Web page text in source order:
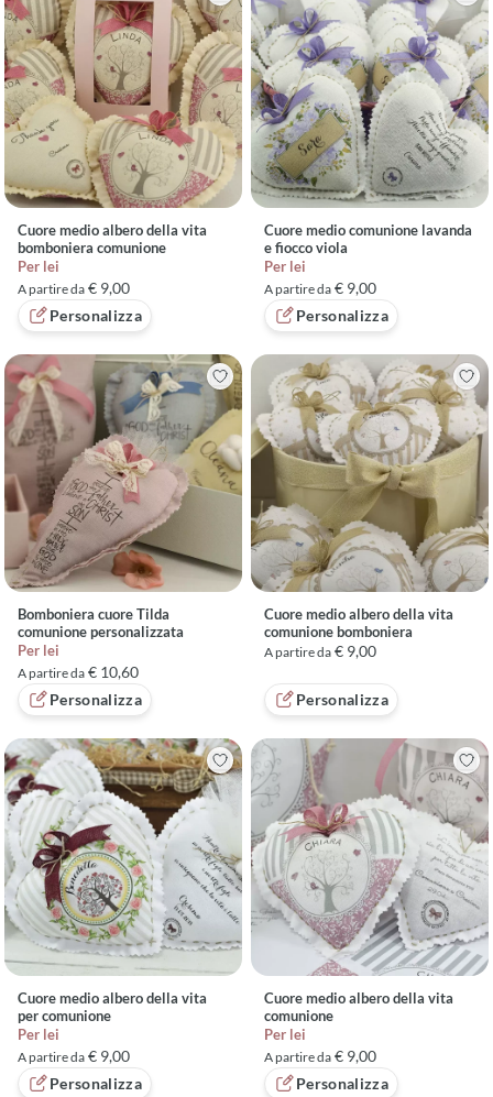
Cuore medio albero della vita
bomboniera comunione
Per lei
A partire da € 9,00
Personalizza
Cuore medio comunione lavanda
e fiocco viola
Per lei
A partire da € 9,00
Personalizza
Bomboniera cuore Tilda
comunione personalizzata
Per lei
A partire da € 10,60
Personalizza
Cuore medio albero della vita
comunione bomboniera
A partire da € 9,00
Personalizza
Cuore medio albero della vita
per comunione
Per lei
A partire da € 9,00
Personalizza
Cuore medio albero della vita
comunione
Per lei
A partire da € 9,00
Personalizza